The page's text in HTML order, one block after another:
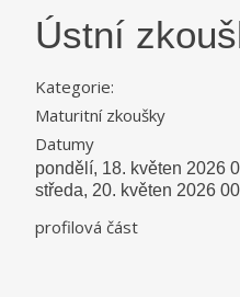
Ústní
Kategorie:
Maturitní zkoušky
Datumy
pondělí, 18. květen 2026
středa, 20. květen 2026
profilová část